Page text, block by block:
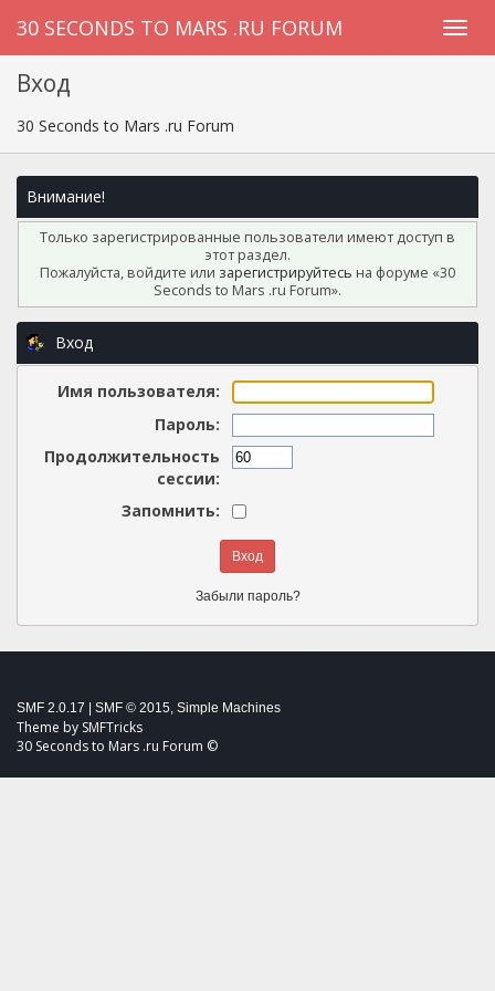
30 SECONDS TO MARS .RU FORUM
Вход
30 Seconds to Mars .ru Forum
Внимание!
Только зарегистрированные пользователи имеют доступ в
этот раздел.
Пожалуйста, войдите или зарегистрируйтесь на форуме «30
Seconds to Mars .ru Forum».
Вход
Имя пользователя:
Пароль:
Продолжительность
сессии:
Запомнить:
Забыли пароль?
SMF 2.0.17 SMF © 2015, Simple Machines
Theme by SMFTricks
30 Seconds to Mars .ru Forum ©